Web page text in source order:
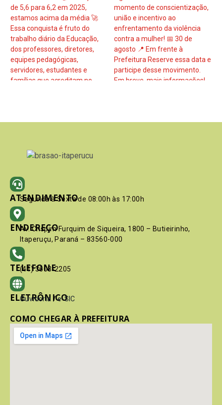
ATENDIMENTO
Segunda à Sexta de 08:00h às 17:00h
ENDEREÇO
Av. Crispim Furquim de Siqueira, 1800 – Butieirinho,
Itaperuçu, Paraná – 83560-000
TELEFONE
(41) 3603-2205
ELETRÔNICO
Ouvidoria / e-SIC
COMO CHEGAR À PREFEITURA